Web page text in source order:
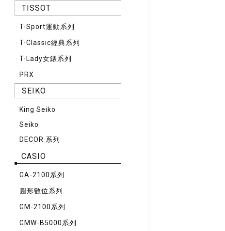
TISSOT
T-Sport運動系列
T-Classic經典系列
T-Lady女錶系列
PRX
SEIKO
King Seiko
Seiko
DECOR 系列
CASIO
GA-2100系列
圓形數位系列
GM-2100系列
GMW-B5000系列